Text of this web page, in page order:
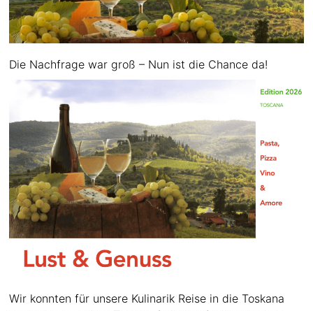
Die Nachfrage war groß – Nun ist die Chance da!
Wir konnten für unsere Kulinarik Reise in die Toskana